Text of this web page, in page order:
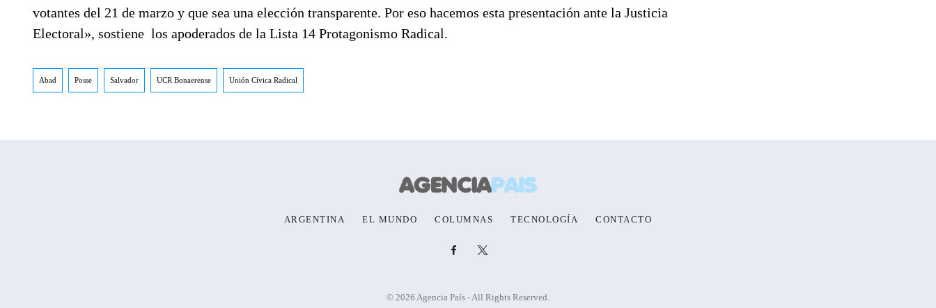
votantes del 21 de marzo y que sea una elección transparente. Por eso hacemos esta presentación ante la Justicia
Electoral», sostiene los apoderados de la Lista 14 Protagonismo Radical.
Abad Posse Salvador UCR Bonaerense Unión Cívica Radical
ARGENTINA EL MUNDO COLUMNAS TECNOLOGÍA CONTACTO
© 2026 Agencia País - All Rights Reserved.